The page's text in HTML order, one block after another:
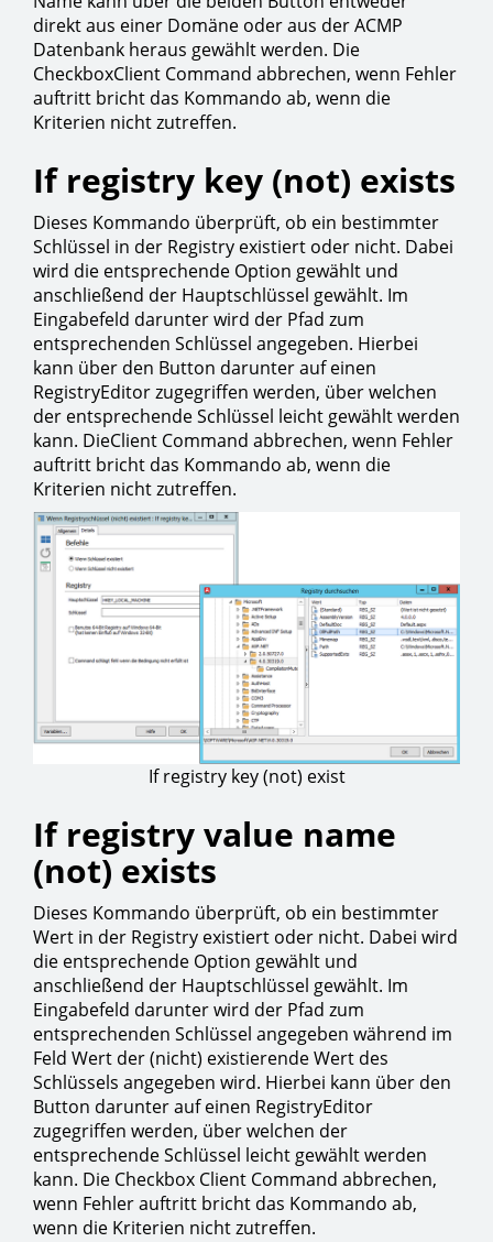
direkt aus einer Domäne oder aus der ACMP
Datenbank heraus gewählt werden. Die
CheckboxClient Command abbrechen, wenn Fehler
auftritt bricht das Kommando ab, wenn die
Kriterien nicht zutreffen.
If registry key (not) exists
Dieses Kommando überprüft, ob ein bestimmter
Schlüssel in der Registry existiert oder nicht. Dabei
wird die entsprechende Option gewählt und
anschließend der Hauptschlüssel gewählt. Im
Eingabefeld darunter wird der Pfad zum
entsprechenden Schlüssel angegeben. Hierbei
kann über den Button darunter auf einen
RegistryEditor zugegriffen werden, über welchen
der entsprechende Schlüssel leicht gewählt werden
kann. DieClient Command abbrechen, wenn Fehler
auftritt bricht das Kommando ab, wenn die
Kriterien nicht zutreffen.
If registry key (not) exist
If registry value name
(not) exists
Dieses Kommando überprüft, ob ein bestimmter
Wert in der Registry existiert oder nicht. Dabei wird
die entsprechende Option gewählt und
anschließend der Hauptschlüssel gewählt. Im
Eingabefeld darunter wird der Pfad zum
entsprechenden Schlüssel angegeben während im
Feld Wert der (nicht) existierende Wert des
Schlüssels angegeben wird. Hierbei kann über den
Button darunter auf einen RegistryEditor
zugegriffen werden, über welchen der
entsprechende Schlüssel leicht gewählt werden
kann. Die Checkbox Client Command abbrechen,
wenn Fehler auftritt bricht das Kommando ab,
wenn die Kriterien nicht zutreffen.